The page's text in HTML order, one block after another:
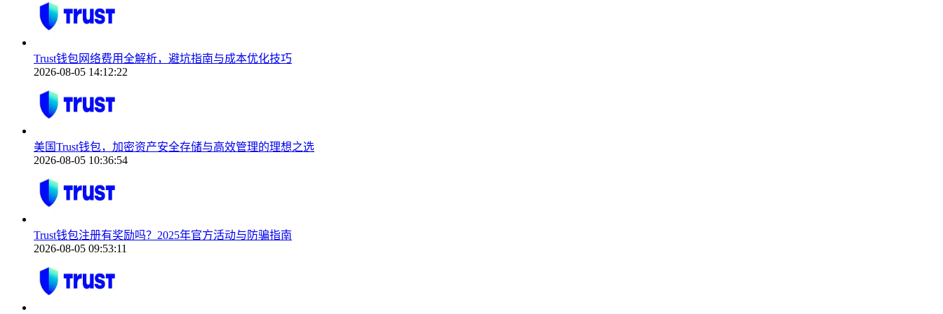
Trust钱包网络费用全解析，避坑指南与成本优化技巧
2026-08-05 14:12:22
美国Trust钱包，加密资产安全存储与高效管理的理想之选
2026-08-05 10:36:54
Trust钱包注册有奖励吗？2025年官方活动与防骗指南
2026-08-05 09:53:11